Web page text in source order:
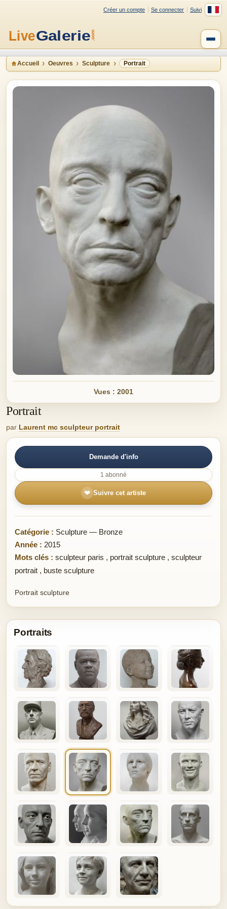
Créer un compte Se connecter Suivi
Accueil Oeuvres Sculpture Portrait
Vues : 2001
Portrait
par Laurent mc sculpteur portrait
Demande d'info
1 abonné
❤ Suivre cet artiste
Catégorie : Sculpture — Bronze
Année : 2015
Mots clés : sculpteur paris , portrait sculpture , sculpteur
portrait , buste sculpture
Portrait sculpture
Portraits